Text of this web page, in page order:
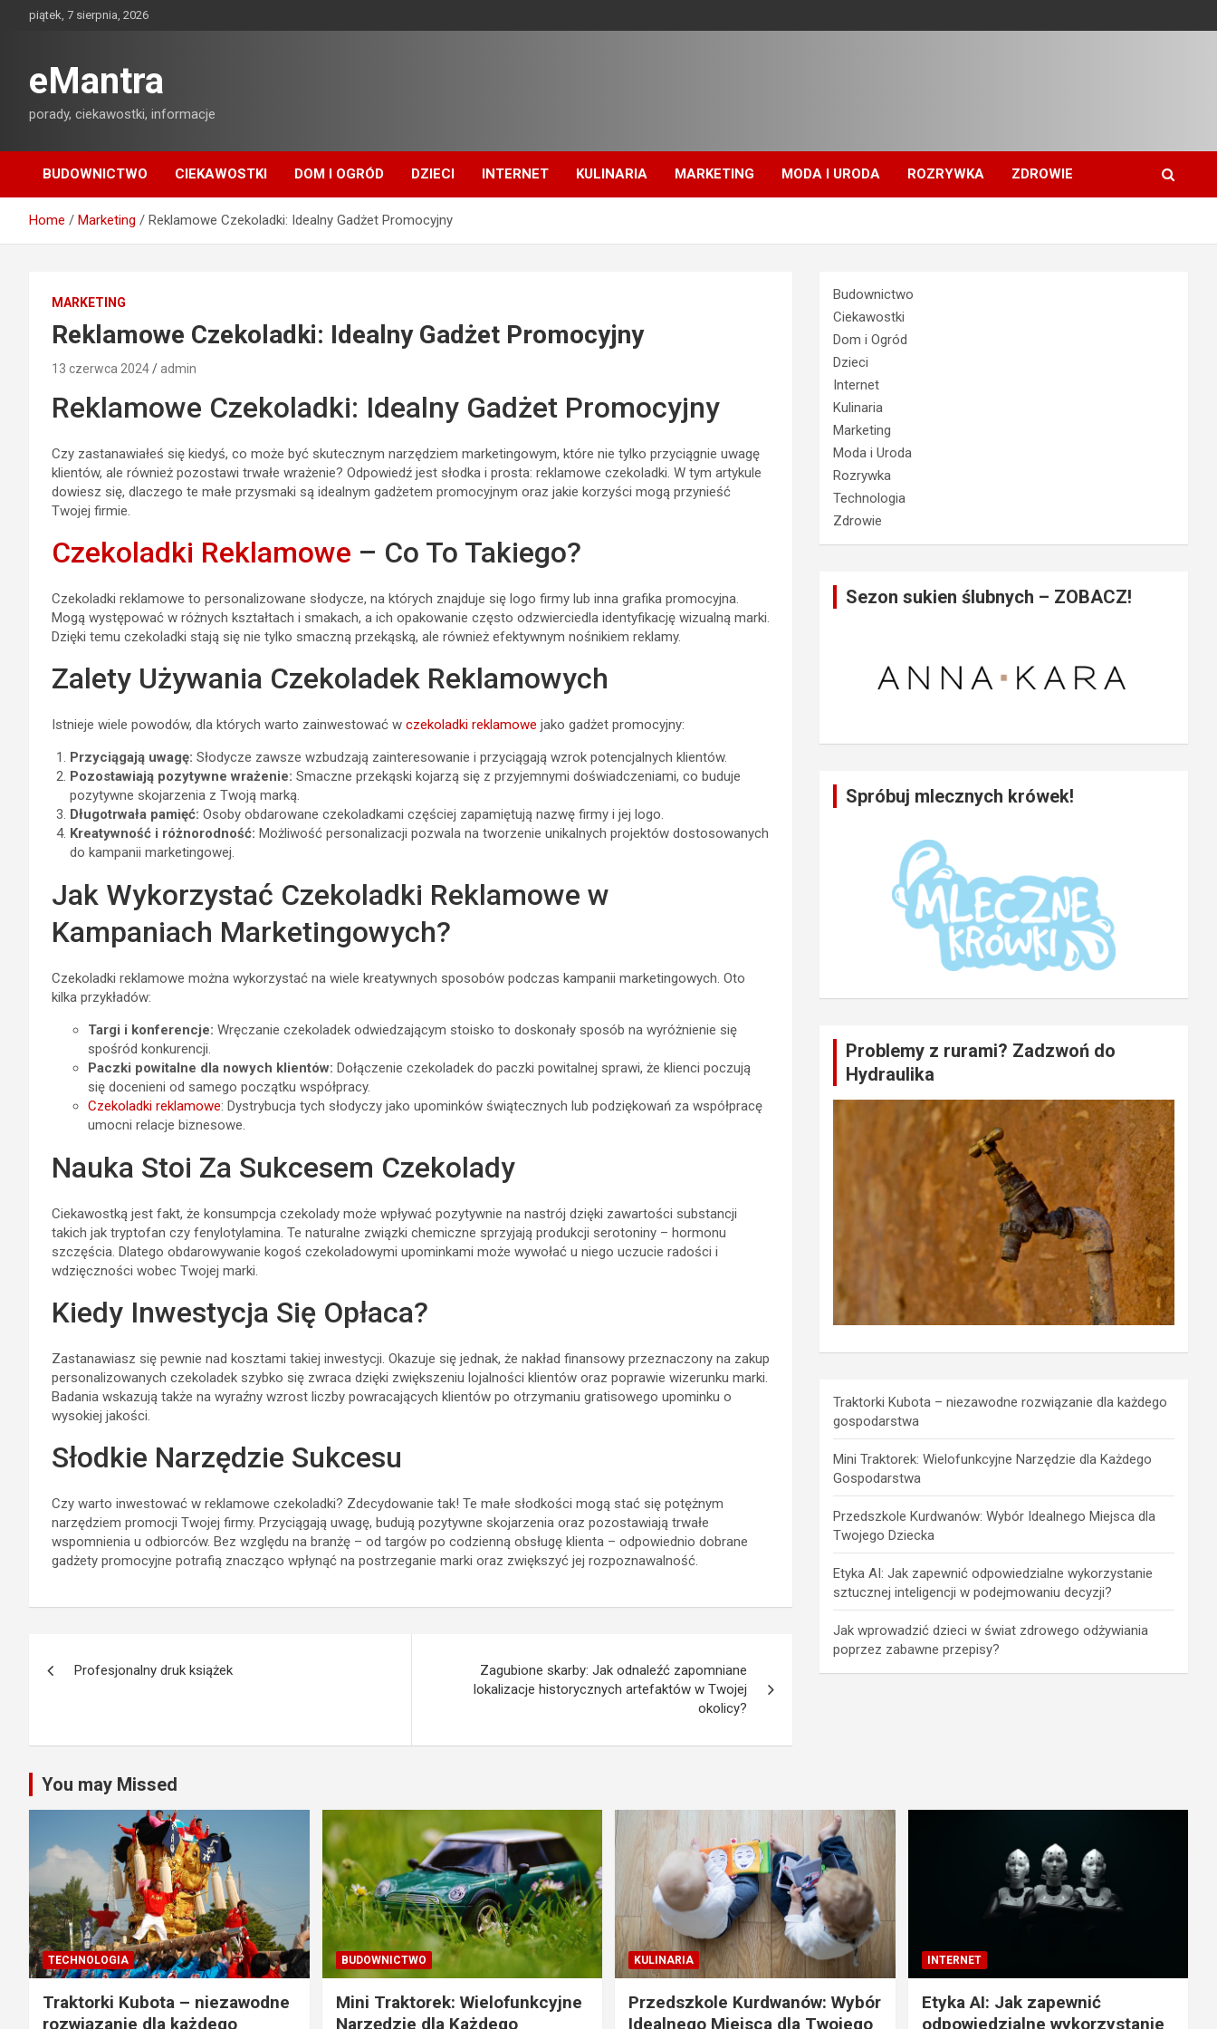
piątek, 7 sierpnia, 2026
eMantra
porady, ciekawostki, informacje
BUDOWNICTWO CIEKAWOSTKI DOM I OGRÓD DZIECI INTERNET KULINARIA MARKETING MODA I URODA ROZRYWKA ZDROWIE
Home Marketing Reklamowe Czekoladki: Idealny Gadżet Promocyjny
MARKETING
Reklamowe Czekoladki: Idealny Gadżet Promocyjny
13 czerwca 2024 admin
Reklamowe Czekoladki: Idealny Gadżet Promocyjny
Czy zastanawiałeś się kiedyś, co może być skutecznym narzędziem marketingowym, które nie tylko przyciągnie uwagę
klientów, ale również pozostawi trwałe wrażenie? Odpowiedź jest słodka i prosta: reklamowe czekoladki. W tym artykule
dowiesz się, dlaczego te małe przysmaki są idealnym gadżetem promocyjnym oraz jakie korzyści mogą przynieść
Twojej firmie.
Czekoladki Reklamowe – Co To Takiego?
Czekoladki reklamowe to personalizowane słodycze, na których znajduje się logo firmy lub inna grafika promocyjna.
Mogą występować w różnych kształtach i smakach, a ich opakowanie często odzwierciedla identyfikację wizualną marki.
Dzięki temu czekoladki stają się nie tylko smaczną przekąską, ale również efektywnym nośnikiem reklamy.
Zalety Używania Czekoladek Reklamowych
Istnieje wiele powodów, dla których warto zainwestować w czekoladki reklamowe jako gadżet promocyjny:
Przyciągają uwagę: Słodycze zawsze wzbudzają zainteresowanie i przyciągają wzrok potencjalnych klientów.
Pozostawiają pozytywne wrażenie: Smaczne przekąski kojarzą się z przyjemnymi doświadczeniami, co buduje
pozytywne skojarzenia z Twoją marką.
Długotrwała pamięć: Osoby obdarowane czekoladkami częściej zapamiętują nazwę firmy i jej logo.
Kreatywność i różnorodność: Możliwość personalizacji pozwala na tworzenie unikalnych projektów dostosowanych
do kampanii marketingowej.
Jak Wykorzystać Czekoladki Reklamowe w
Kampaniach Marketingowych?
Czekoladki reklamowe można wykorzystać na wiele kreatywnych sposobów podczas kampanii marketingowych. Oto
kilka przykładów:
Targi i konferencje: Wręczanie czekoladek odwiedzającym stoisko to doskonały sposób na wyróżnienie się
spośród konkurencji.
Paczki powitalne dla nowych klientów: Dołączenie czekoladek do paczki powitalnej sprawi, że klienci poczują
się docenieni od samego początku współpracy.
Czekoladki reklamowe: Dystrybucja tych słodyczy jako upominków świątecznych lub podziękowań za współpracę
umocni relacje biznesowe.
Nauka Stoi Za Sukcesem Czekolady
Ciekawostką jest fakt, że konsumpcja czekolady może wpływać pozytywnie na nastrój dzięki zawartości substancji
takich jak tryptofan czy fenylotylamina. Te naturalne związki chemiczne sprzyjają produkcji serotoniny – hormonu
szczęścia. Dlatego obdarowywanie kogoś czekoladowymi upominkami może wywołać u niego uczucie radości i
wdzięczności wobec Twojej marki.
Kiedy Inwestycja Się Opłaca?
Zastanawiasz się pewnie nad kosztami takiej inwestycji. Okazuje się jednak, że nakład finansowy przeznaczony na zakup
personalizowanych czekoladek szybko się zwraca dzięki zwiększeniu lojalności klientów oraz poprawie wizerunku marki.
Badania wskazują także na wyraźny wzrost liczby powracających klientów po otrzymaniu gratisowego upominku o
wysokiej jakości.
Słodkie Narzędzie Sukcesu
Czy warto inwestować w reklamowe czekoladki? Zdecydowanie tak! Te małe słodkości mogą stać się potężnym
narzędziem promocji Twojej firmy. Przyciągają uwagę, budują pozytywne skojarzenia oraz pozostawiają trwałe
wspomnienia u odbiorców. Bez względu na branżę – od targów po codzienną obsługę klienta – odpowiednio dobrane
gadżety promocyjne potrafią znacząco wpłynąć na postrzeganie marki oraz zwiększyć jej rozpoznawalność.
Profesjonalny druk książek
Zagubione skarby: Jak odnaleźć zapomniane
lokalizacje historycznych artefaktów w Twojej
okolicy?
Budownictwo
Ciekawostki
Dom i Ogród
Dzieci
Internet
Kulinaria
Marketing
Moda i Uroda
Rozrywka
Technologia
Zdrowie
Sezon sukien ślubnych – ZOBACZ!
Spróbuj mlecznych krówek!
Problemy z rurami? Zadzwoń do
Hydraulika
Traktorki Kubota – niezawodne rozwiązanie dla każdego
gospodarstwa
Mini Traktorek: Wielofunkcyjne Narzędzie dla Każdego
Gospodarstwa
Przedszkole Kurdwanów: Wybór Idealnego Miejsca dla
Twojego Dziecka
Etyka AI: Jak zapewnić odpowiedzialne wykorzystanie
sztucznej inteligencji w podejmowaniu decyzji?
Jak wprowadzić dzieci w świat zdrowego odżywiania
poprzez zabawne przepisy?
You may Missed
TECHNOLOGIA
Traktorki Kubota – niezawodne
rozwiązanie dla każdego
BUDOWNICTWO
Mini Traktorek: Wielofunkcyjne
Narzędzie dla Każdego
KULINARIA
Przedszkole Kurdwanów: Wybór
Idealnego Miejsca dla Twojego
INTERNET
Etyka AI: Jak zapewnić
odpowiedzialne wykorzystanie